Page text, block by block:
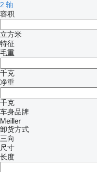
2 轴
容积
立方米
特征
毛重
千克
净重
千克
车身品牌
Meiller
卸货方式
三向
尺寸
长度